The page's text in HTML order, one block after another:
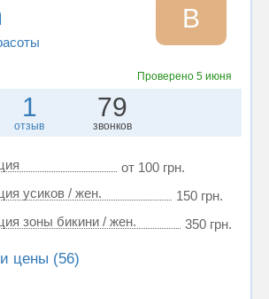
B
Проверено5 июня
1
отзыв
79
звонков
от 100 грн.
усиков / жен.
150 грн.
зоны бикини / жен.
350 грн.
цены (56)